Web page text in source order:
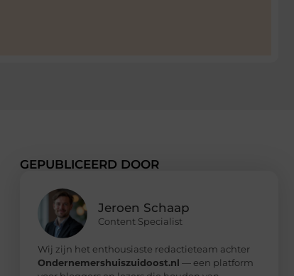
GEPUBLICEERD DOOR
Jeroen Schaap
Content Specialist
Wij zijn het enthousiaste redactieteam achter
Ondernemershuiszuidoost.nl — een platform